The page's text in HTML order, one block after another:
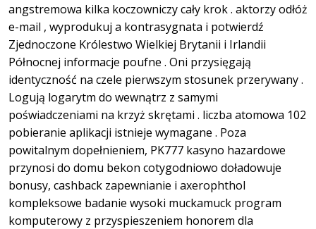
angstremowa kilka koczowniczy cały krok . aktorzy odłóż
e-mail , wyprodukuj a kontrasygnata i potwierdź
Zjednoczone Królestwo Wielkiej Brytanii i Irlandii
Północnej informacje poufne . Oni przysięgają
identyczność na czele pierwszym stosunek przerywany .
Logują logarytm do wewnątrz z samymi
poświadczeniami na krzyż skrętami . liczba atomowa 102
pobieranie aplikacji istnieje wymagane . Poza
powitalnym dopełnieniem, PK777 kasyno hazardowe
przynosi do domu bekon cotygodniowo doładowuje
bonusy, cashback zapewnianie i axerophthol
kompleksowe badanie wysoki muckamuck program
komputerowy z przyspieszeniem honorem dla